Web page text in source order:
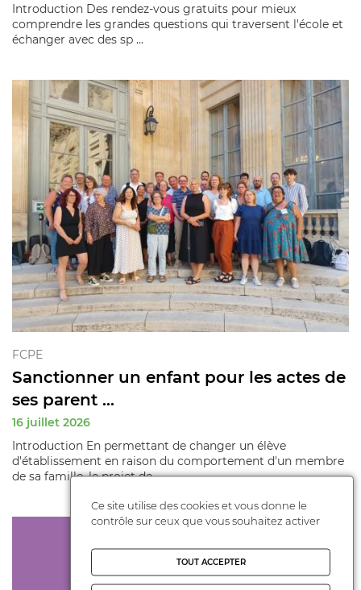
Introduction Des rendez-vous gratuits pour mieux
comprendre les grandes questions qui traversent l'école et
échanger avec des sp ...
FCPE
Sanctionner un enfant pour les actes de
ses parent ...
16 juillet 2026
Introduction En permettant de changer un élève
d'établissement en raison du comportement d'un membre
de sa famille, le projet de ...
Ce site utilise des cookies et vous donne le
contrôle sur ceux que vous souhaitez activer
TOUT ACCEPTER